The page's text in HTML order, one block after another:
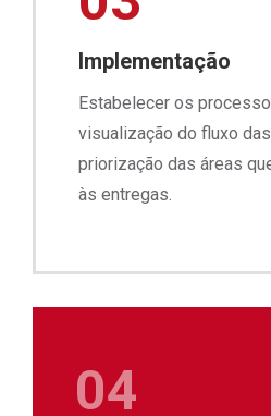
Implementação
Estabelecer os
visualização do fluxo
priorização das áreas
às entregas.
04